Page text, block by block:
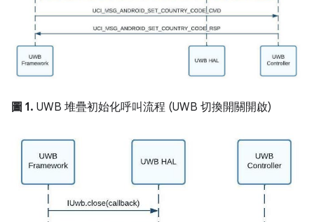
圖 1. UWB 堆疊初始化呼叫流程 (UWB 切換開關開啟)